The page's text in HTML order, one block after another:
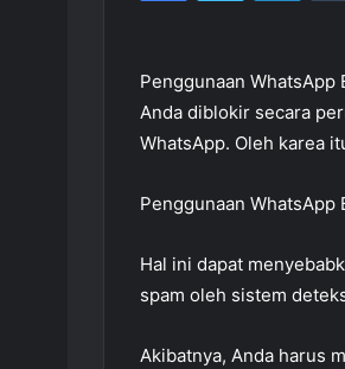
Penggunaan WhatsApp
Anda diblokir secara
WhatsApp. Oleh karea
Penggunaan WhatsApp
Hal ini dapat
spam oleh sistem
Akibatnya, Anda harus